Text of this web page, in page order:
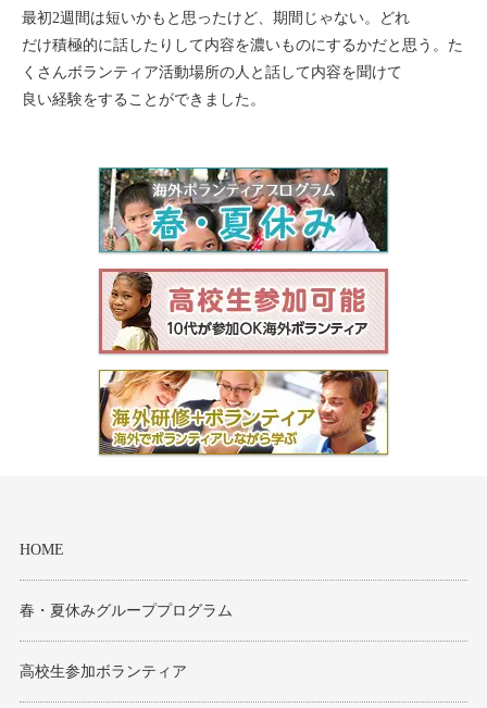
最初2週間は短いかもと思ったけど、期間じゃない。どれ
だけ積極的に話したりして内容を濃いものにするかだと思う。た
くさんボランティア活動場所の人と話して内容を聞けて
良い経験をすることができました。
HOME
春・夏休みグループプログラム
高校生参加ボランティア